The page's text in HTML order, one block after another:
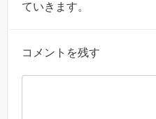
ていきます。
コメントを残す